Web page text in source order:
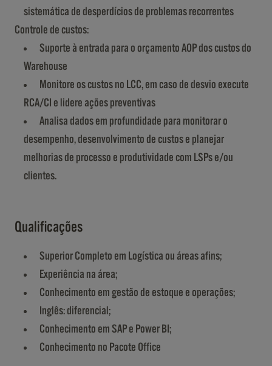
sistemática de desperdícios de problemas recorrentes
Controle de custos:
Suporte à entrada para o orçamento AOP dos custos do
Warehouse
Monitore os custos no LCC, em caso de desvio execute
RCA/CI e lidere ações preventivas
Analisa dados em profundidade para monitorar o
desempenho, desenvolvimento de custos e planejar
melhorias de processo e produtividade com LSPs e/ou
clientes.
Qualificações
Superior Completo em Logística ou áreas afins;
Experiência na área;
Conhecimento em gestão de estoque e operações;
Inglês: diferencial;
Conhecimento em SAP e Power BI;
Conhecimento no Pacote Office